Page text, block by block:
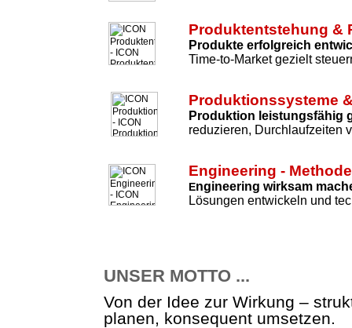
Produktentstehung &
Produkte erfolgreich
Time-to-Market gezielt
Produktionssysteme
Produktion leistungsfähig
reduzieren, Durchlaufzeiten
Engineering -
Engineering wirksam
Lösungen entwickeln und
UNSER MOTTO ...
Von der Idee zur Wirkung –
planen, konsequent umsetzen.